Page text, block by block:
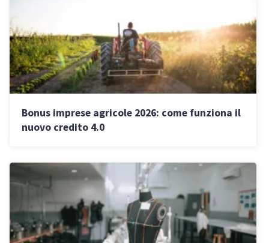
Bonus imprese agricole 2026: come funziona il
nuovo credito 4.0